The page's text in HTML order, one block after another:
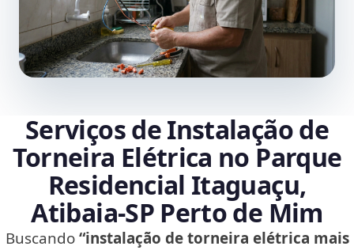
Serviços de Instalação de
Torneira Elétrica no Parque
Residencial Itaguaçu,
Atibaia‑SP Perto de Mim
Buscando“instalação de torneira elétrica mais